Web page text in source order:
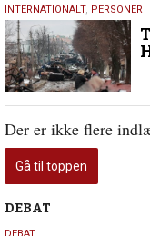
12.
august
2024
INTERNATIONALT, PERSONER
Der er ikke flere
Gå til toppen
Debat
DEBAT
DEBAT